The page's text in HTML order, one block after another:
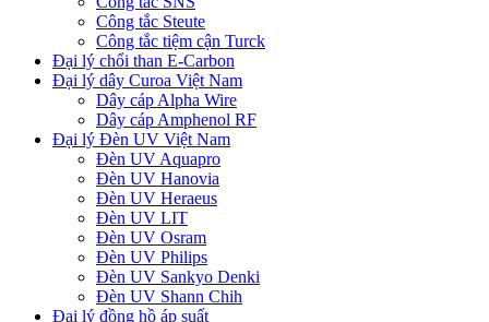
Công tắc Steute
Công tắc tiệm cận Turck
Đại lý chổi than E-Carbon
Đại lý dây Curoa Việt Nam
Dây cáp Alpha Wire
Dây cáp Amphenol RF
Đại lý Đèn UV Việt Nam
Đèn UV Aquapro
Đèn UV Hanovia
Đèn UV Heraeus
Đèn UV LIT
Đèn UV Osram
Đèn UV Philips
Đèn UV Sankyo Denki
Đèn UV Shann Chih
Đại lý đồng hồ áp suất